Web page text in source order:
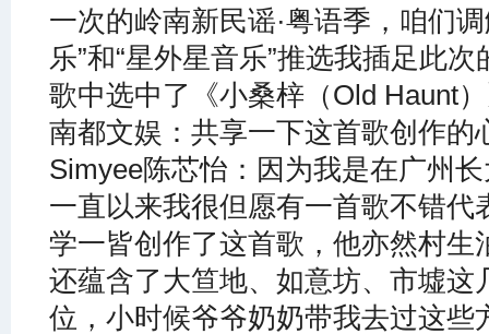
一次的岭南新民谣·粤语季，咱们
乐”和“星外星音乐”推选我插足此
歌中选中了《小桑梓（Old Haunt
南都文娱：共享一下这首歌创作的
Simyee陈芯怡：因为我是在广州
一直以来我很但愿有一首歌不错代
学一皆创作了这首歌，他亦然村生
还蕴含了大笪地、如意坊、市墟这
位，小时候爷爷奶奶带我去过这些